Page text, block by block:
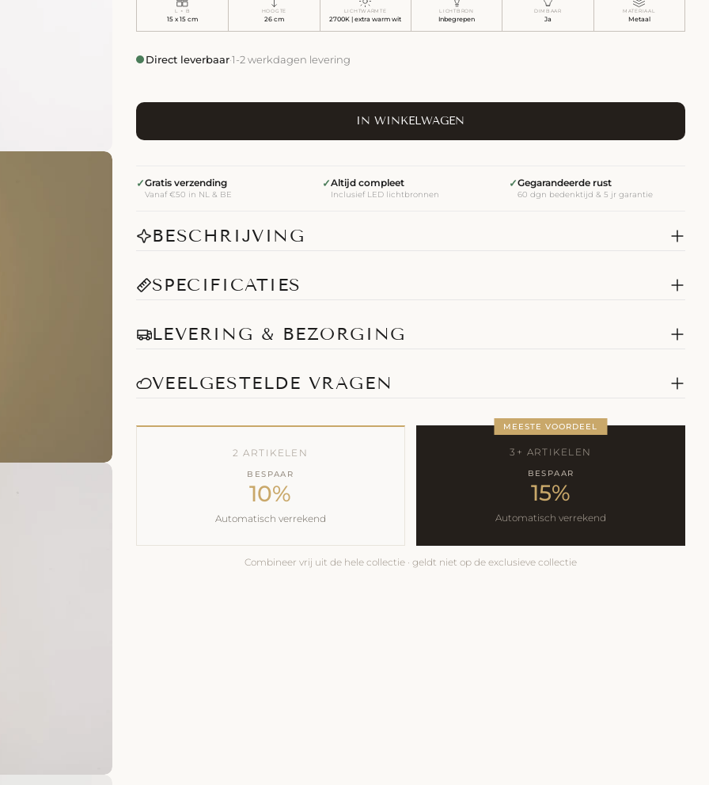
L × B
15 x 15 cm
HOOGTE
26 cm
LICHTWARMTE
2700K | extra warm wit
LICHTBRON
Inbegrepen
DIMBAAR
Ja
MATERIAAL
Metaal
Direct leverbaar·1-2 werkdagen levering
IN WINKELWAGEN
✓Gratis verzending
Vanaf €50 in NL & BE
✓Altijd compleet
Inclusief LED lichtbronnen
✓Gegarandeerde rust
60 dgn bedenktijd & 5 jr garantie
BESCHRIJVING
SPECIFICATIES
LEVERING & BEZORGING
VEELGESTELDE VRAGEN
2 ARTIKELEN
BESPAAR
10%
Automatisch verrekend
MEESTE VOORDEEL
3+ ARTIKELEN
BESPAAR
15%
Automatisch verrekend
Combineer vrij uit de hele collectie · geldt niet op de exclusieve collectie